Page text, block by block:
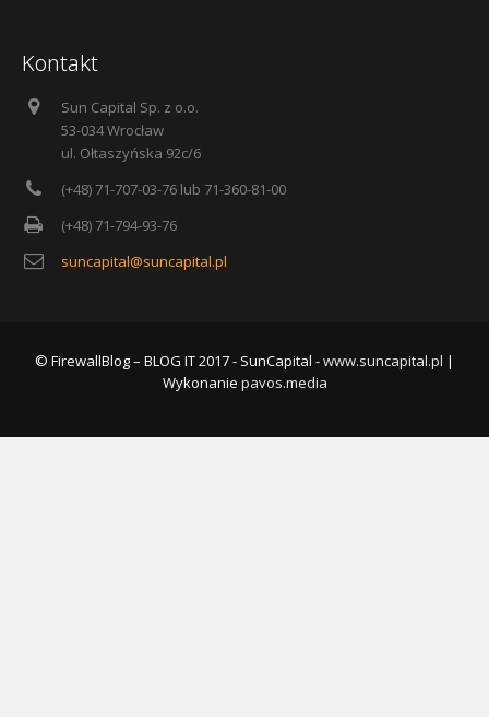
Kontakt
Sun Capital Sp. z o.o.
53-034 Wrocław
ul. Ołtaszyńska 92c/6
(+48) 71-707-03-76 lub 71-360-81-00
(+48) 71-794-93-76
suncapital@suncapital.pl
© FirewallBlog – BLOG IT 2017 - SunCapital -www.suncapital.pl |
Wykonanie pavos.media